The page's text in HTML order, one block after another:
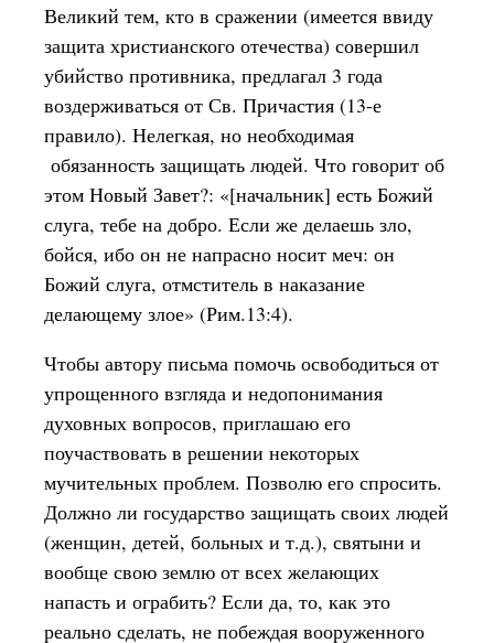
Великий тем, кто в сражении (имеется ввиду
защита христианского отечества) совершил
убийство противника, предлагал 3 года
воздерживаться от Св. Причастия (13-е
правило). Нелегкая, но необходимая
обязанность защищать людей. Что говорит об
этом Новый Завет?: «[начальник] есть Божий
слуга, тебе на добро. Если же делаешь зло,
бойся, ибо он не напрасно носит меч: он
Божий слуга, отмститель в наказание
делающему злое» (Рим.13:4).
Чтобы автору письма помочь освободиться от
упрощенного взгляда и недопонимания
духовных вопросов, приглашаю его
поучаствовать в решении некоторых
мучительных проблем. Позволю его спросить.
Должно ли государство защищать своих людей
(женщин, детей, больных и т.д.), святыни и
вообще свою землю от всех желающих
напасть и ограбить? Если да, то, как это
реально сделать, не побеждая вооруженного